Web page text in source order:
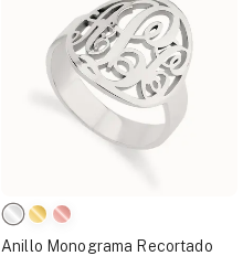
Anillo Monograma Recortado